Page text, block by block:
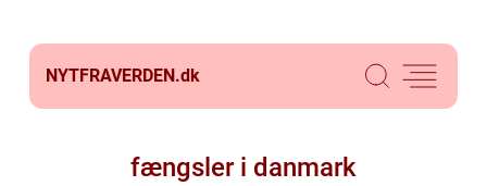
NYTFRAVERDEN.dk
fængsler i danmark